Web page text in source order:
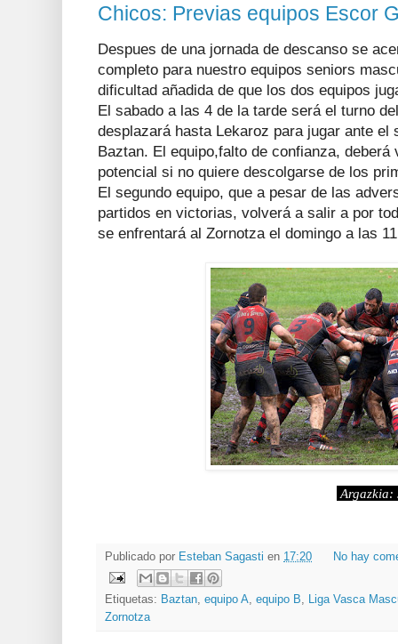
Chicos: Previas equipos Escor
Despues de una jornada de descanso se
completo para nuestro equipos seniors
dificultad añadida de que los dos equipos
El sabado a las 4 de la tarde será el turno
desplazará hasta Lekaroz para jugar ante el
Baztan. El equipo,falto de confianza,
potencial si no quiere descolgarse de los
El segundo equipo, que a pesar de las
partidos en victorias, volverá a salir a por
se enfrentará al Zornotza el domingo a las
Argazkia:
Publicado por Esteban Sagasti en 17:20 No hay
Etiquetas: Baztan, equipo A, equipo B, Liga Vasca
Zornotza